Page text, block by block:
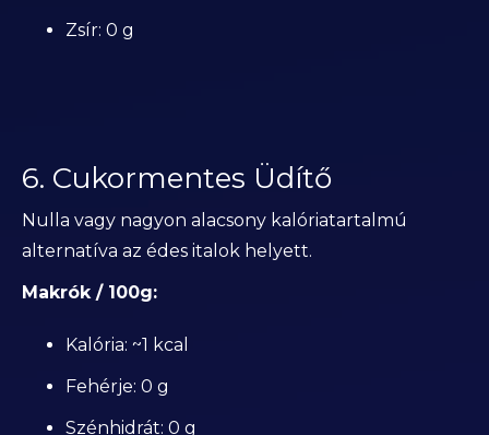
Zsír: 0 g
6. Cukormentes Üdítő
Nulla vagy nagyon alacsony kalóriatartalmú
alternatíva az édes italok helyett.
Makrók / 100g:
Kalória: ~1 kcal
Fehérje: 0 g
Szénhidrát: 0 g